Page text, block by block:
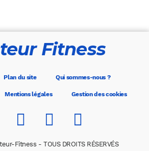
Fitness
Plan du site Qui sommes-nous ?
Mentions légales Gestion des cookies
Fitness - TOUS DROITS RÉSERVÉS